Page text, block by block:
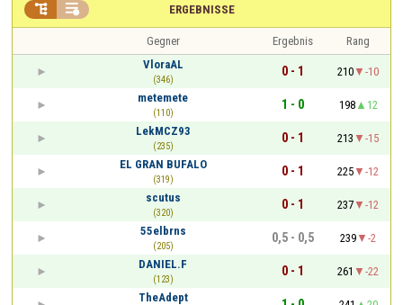
ERGEBNISSE
 
Gegner Ergebnis
Rang
VloraAL
(346)
0 - 1 210
-10
metemete
(110)
1 - 0 198
12
LekMCZ93
(235)
0 - 1 213
-15
EL GRAN BUFALO
(319)
0 - 1 225
-12
scutus
(320)
0 - 1 237
-12
55elbrns
(205)
0,5 - 0,5 239
-2
DANIEL.F
(123)
0 - 1 261
-22
TheAdept